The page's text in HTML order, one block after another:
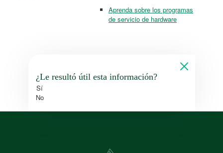
Aprenda sobre los programas
de servicio de hardware
¿Le resultó útil esta información?
Sí
No